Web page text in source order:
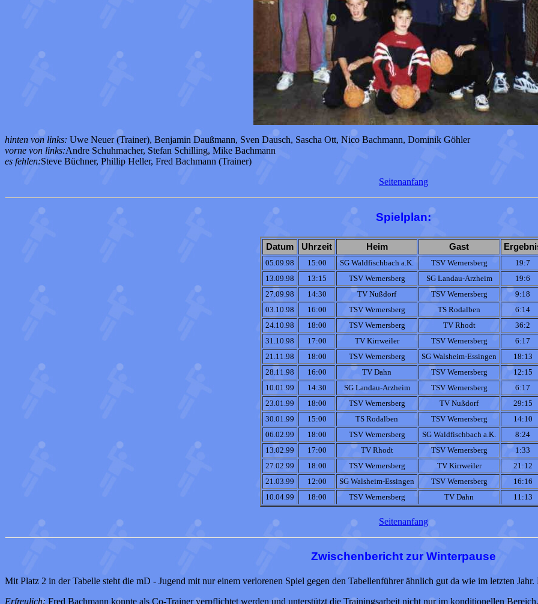
hinten von links: Uwe Neuer (Trainer), Benjamin Daußmann, Sven Dausch, Sascha Ott, Nico Bachmann, Dominik Göhler
vorne von links:Andre Schuhmacher, Stefan Schilling, Mike Bachmann
es fehlen:Steve Büchner, Phillip Heller, Fred Bachmann (Trainer)
Seitenanfang
Spielplan:
Datum Uhrzeit Heim Gast
05.09.98 15:00 SG Waldfischbach a.K. TSV Wernersberg
19:7
13.09.98
13:15 TSV Wernersberg SG Landau-Arzheim
19:6
27.09.98
14:30 TV Nußdorf TSV Wernersberg
9:18
03.10.98
16:00 TSV Wernersberg TS Rodalben
6:14
24.10.98
18:00 TSV Wernersberg TV Rhodt
36:2
31.10.98
17:00 TV Kirrweiler TSV Wernersberg
6:17
21.11.98
18:00 TSV Wernersberg SG Walsheim-Essingen
18:13
28.11.98
16:00 TV Dahn TSV Wernersberg
12:15
10.01.99
14:30 SG Landau-Arzheim TSV Wernersberg
6:17
23.01.99
18:00 TSV Wernersberg TV Nußdorf
29:15
30.01.99
15:00 TS Rodalben TSV Wernersberg
14:10
06.02.99
18:00 TSV Wernersberg SG Waldfischbach a.K.
8:24
13.02.99
17:00 TV Rhodt TSV Wernersberg
1:33
27.02.99
18:00 TSV Wernersberg TV Kirrweiler
21:12
21.03.99
12:00 SG Walsheim-Essingen TSV Wernersberg
16:16
10.04.99
18:00 TSV Wernersberg TV Dahn 11:13
Seitenanfang
Zwischenbericht zur Winterpause
Mit Platz 2 in der Tabelle steht die mD - Jugend mit nur einem verlorenen Spiel gegen den Tabellenführer ähnlich gut da wie im letzten
Erfreulich: Fred Bachmann konnte als Co-Trainer verpflichtet werden und unterstützt die Trainingsarbeit nicht nur im konditionellen Bereich.